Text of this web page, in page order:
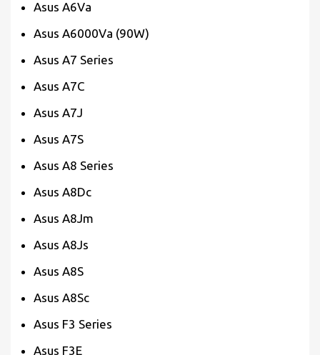
Asus A6Va
Asus A6000Va (90W)
Asus A7 Series
Asus A7C
Asus A7J
Asus A7S
Asus A8 Series
Asus A8Dc
Asus A8Jm
Asus A8Js
Asus A8S
Asus A8Sc
Asus F3 Series
Asus F3E